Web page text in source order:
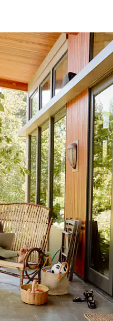
les parcourir ou en appuyant et